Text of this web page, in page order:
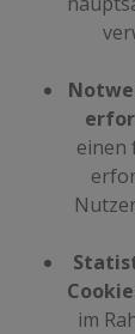
einen
im